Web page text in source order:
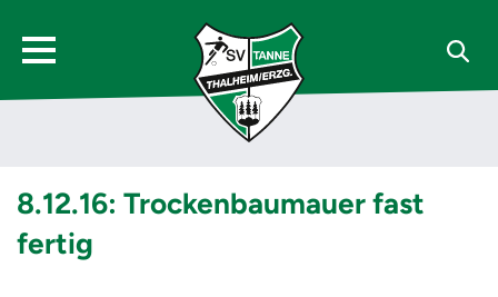
8.12.16: Trockenbaumauer fast
fertig